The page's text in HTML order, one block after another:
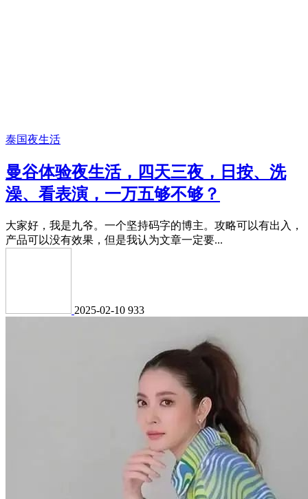
泰国夜生活
曼谷体验夜生活，四天三夜，日按、洗
澡、看表演，一万五够不够？
大家好，我是九爷。一个坚持码字的博主。攻略可以有出入，
产品可以没有效果，但是我认为文章一定要...
2025-02-10 933